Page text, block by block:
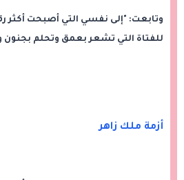
وتابعت: "إلى نفسي التي أصبحت أكثر
للفتاة التي تشعر بعمق وتحلم بجنون
أزمة ملك زاهر